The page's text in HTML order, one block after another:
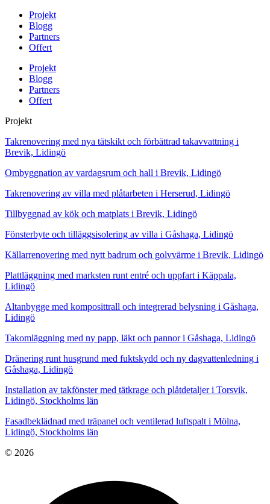
Projekt
Blogg
Partners
Offert
Projekt
Blogg
Partners
Offert
Projekt
Takrenovering med nya tätskikt och förbättrad takavvattning i
Brevik, Lidingö
Ombyggnation av vardagsrum och hall i Brevik, Lidingö
Takrenovering av villa med plåtarbeten i Herserud, Lidingö
Tillbyggnad av kök och matplats i Brevik, Lidingö
Fönsterbyte och tilläggsisolering av villa i Gåshaga, Lidingö
Källarrenovering med nytt badrum och golvvärme i Brevik, Lidingö
Plattläggning med marksten runt entré och uppfart i Käppala,
Lidingö
Altanbygge med komposittrall och integrerad belysning i Gåshaga,
Lidingö
Takomläggning med ny papp, läkt och pannor i Gåshaga, Lidingö
Dränering runt husgrund med fuktskydd och ny dagvattenledning i
Gåshaga, Lidingö
Installation av takfönster med tätkrage och plåtdetaljer i Torsvik,
Lidingö, Stockholms län
Fasadbeklädnad med träpanel och ventilerad luftspalt i Mölna,
Lidingö, Stockholms län
© 2026